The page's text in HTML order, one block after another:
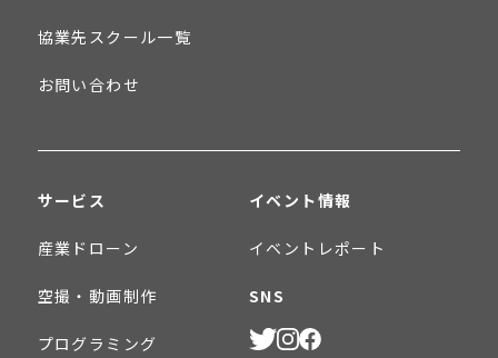
協業先スクール一覧
お問い合わせ
サービス
産業ドローン
空撮・動画制作
プログラミング
イベント情報
イベントレポート
SNS